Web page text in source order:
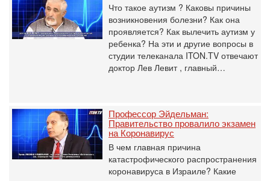
Что такое аутизм ? Каковы причины
возникновения болезни? Как она
проявляется? Как вылечить аутизм у
ребенка? На эти и другие вопросы в
студии телеканала ITON.TV отвечают
доктор Лев Левит , главный…
Профессор Эйдельман:
Правительство провалило экзамен
на Коронавирус
В чем главная причина
катастрофического распространения
коронавируса в Израиле? Какие